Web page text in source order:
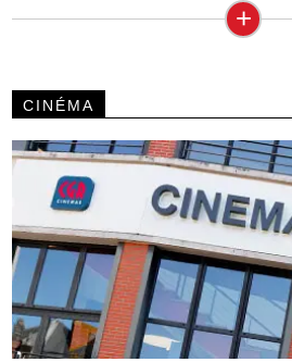
+
CINÉMA